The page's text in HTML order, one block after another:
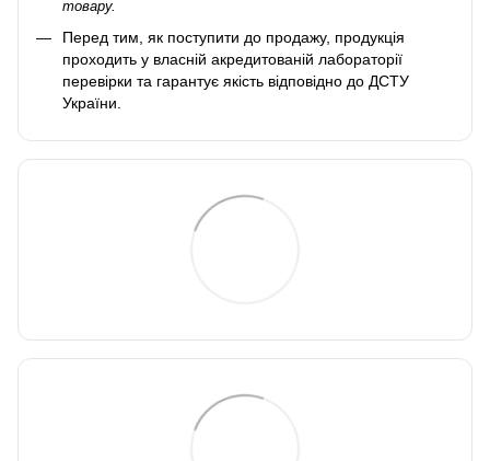
товару.
Перед тим, як поступити до продажу, продукція
проходить у власній акредитованій лабораторії
перевірки та гарантує якість відповідно до ДСТУ
України.